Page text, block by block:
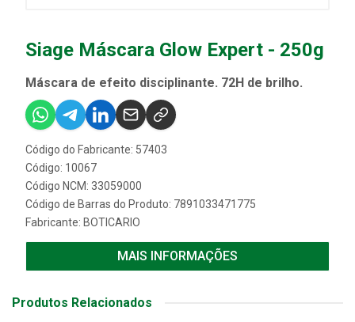
Siage Máscara Glow Expert - 250g
Máscara de efeito disciplinante. 72H de brilho.
Código do Fabricante: 57403
Código: 10067
Código NCM: 33059000
Código de Barras do Produto: 7891033471775
Fabricante: BOTICARIO
MAIS INFORMAÇÕES
Produtos Relacionados